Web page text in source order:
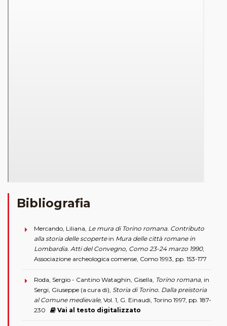
Bibliografia
Mercando, Liliana, Le mura di Torino romana. Contributo
alla storia delle scopertein Mura delle città romane in
Lombardia. Atti del Convegno, Como 23-24 marzo 1990,
Associazione archeologica comense, Como 1993, pp. 153-177
Roda, Sergio - Cantino Wataghin, Gisella, Torino romana, in
Sergi, Giuseppe (a cura di), Storia di Torino. Dalla preistoria
al Comune medievale, Vol. 1, G. Einaudi, Torino 1997, pp. 187-
230
Vai al testo digitalizzato